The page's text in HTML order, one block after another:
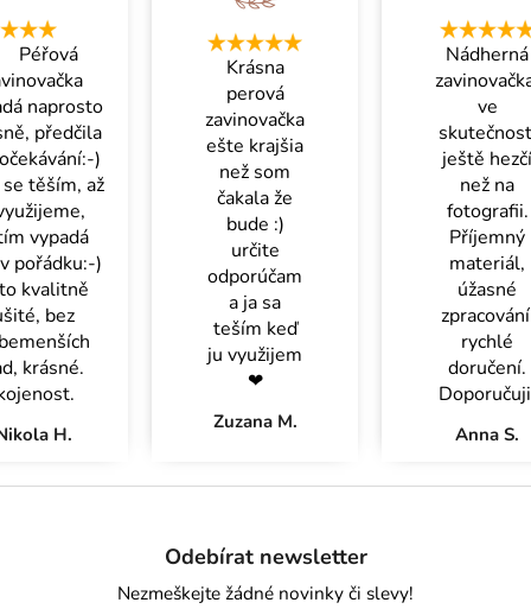
Péřová
naprosto
předčila
)
těším, až
vypadá
pořádku:-)
kvalitně
bez
krásné.
H.
Krásna
perová
zavinovačka
ešte krajšia
než som
čakala že
bude :)
určite
odporúčam
a ja sa
teším keď
ju využijem
❤
Zuzana M.
Nádherná
ve
ještě hezčí
než na
fotografii.
Příjemný
materiál,
úžasné
rychlé
doručení.
Anna S.
Odebírat newsletter
Nezmeškejte žádné novinky či slevy!